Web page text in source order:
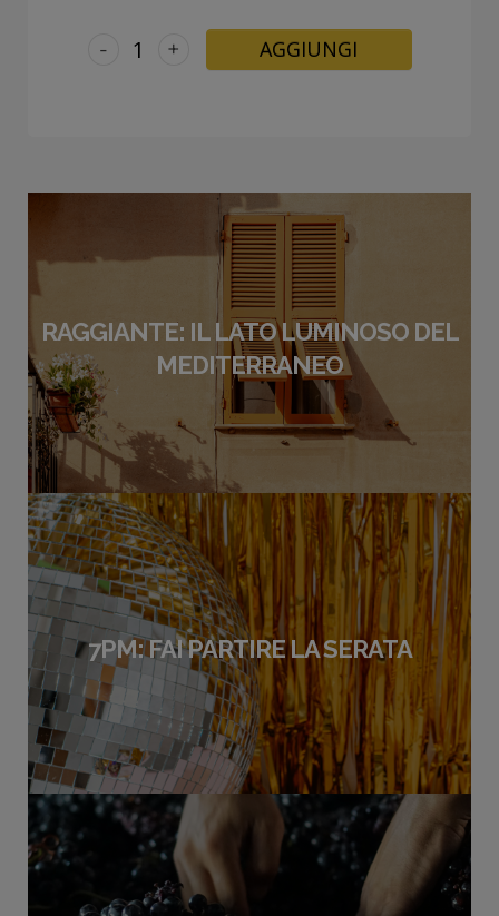
+
- AGGIUNGI
RAGGIANTE: IL LATO LUMINOSO DEL
MEDITERRANEO
7PM: FAI PARTIRE LA SERATA